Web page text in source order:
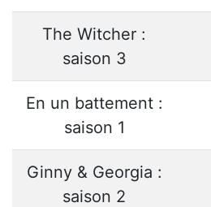
The Witcher :
saison 3
En un battement :
saison 1
Ginny & Georgia :
saison 2